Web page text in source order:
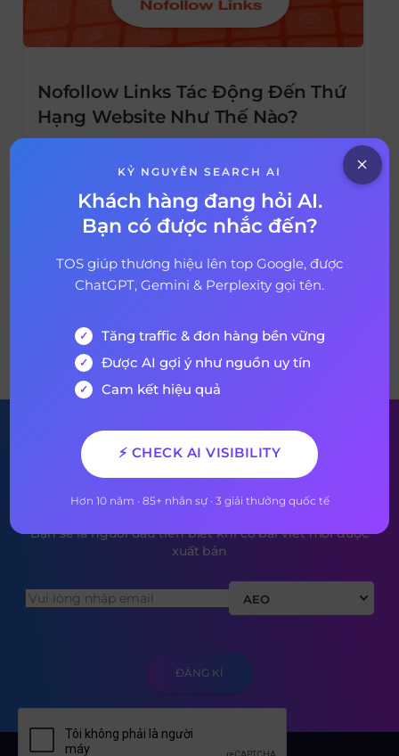
30 tháng 10, 2022 3 years ago
Nofollow Links Tác Động Đến Thứ
Hạng Website Như Thế Nào?
trang web bán hàng không thể biết liệu
một liên kết là Nofollow hay Dofollow, nhưng
có một sự khác biệt lớn giữa hai loại liên kết
này. Nofollow có thể sao chép hoặc nhấp
vào giống như bất kỳ liên kết nào khác trên
web, nhưng chúng không […]
VỀ BÀI VIẾT
Đăng ký nhận bản tin của
chúng tôi
Bạn sẽ là người đầu tiên biết khi có bài viết mới được
xuất bản
AEO
KỶ NGUYÊN SEARCH AI
Khách hàng đang hỏi AI.
Bạn có được nhắc đến?
TOS giúp thương hiệu lên top Google, được
ChatGPT, Gemini & Perplexity gọi tên.
Tăng traffic & đơn hàng bền vững
Được AI gợi ý như nguồn uy tín
Cam kết hiệu quả
⚡ CHECK AI VISIBILITY
Hơn 10 năm · 85+ nhân sự · 3 giải thưởng quốc tế